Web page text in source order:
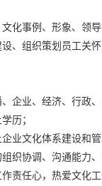
化事例、形象、领
、组织策划员工关
企业、经济、行政
历；
业文化体系建设和管
织协调、沟通能力
责任心，热爱文化